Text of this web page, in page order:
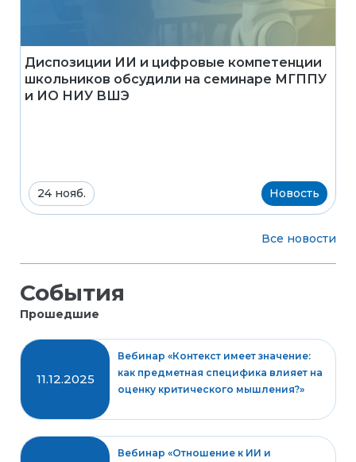
Диспозиции ИИ и цифровые компетенции
школьников обсудили на семинаре МГППУ
и ИО НИУ ВШЭ
24 нояб. Новость
Все новости
События
Прошедшие
11.12.2025
Вебинар «Контекст имеет значение:
как предметная специфика влияет на
оценку критического мышления?»
Вебинар «Отношение к ИИ и